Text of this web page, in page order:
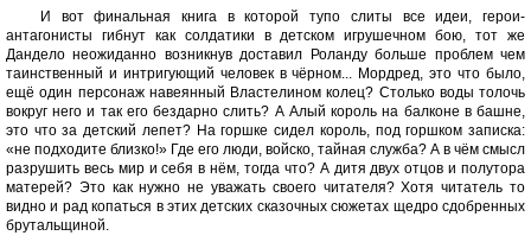
И вот финальная книга в которой тупо слиты все идеи, герои-
антагонисты гибнут как солдатики в детском игрушечном бою, тот же
Дандело неожиданно возникнув доставил Роланду больше проблем чем
таинственный и интригующий человек в чёрном... Мордред, это что было,
ещё один персонаж навеянный Властелином колец? Столько воды толочь
вокруг него и так его бездарно слить? А Алый король на балконе в башне,
это что за детский лепет? На горшке сидел король, под горшком записка:
«не подходите близко!» Где его люди, войско, тайная служба? А в чём смысл
разрушить весь мир и себя в нём, тогда что? А дитя двух отцов и полутора
матерей? Это как нужно не уважать своего читателя? Хотя читатель то
видно и рад копаться в этих детских сказочных сюжетах щедро сдобренных
брутальщиной.